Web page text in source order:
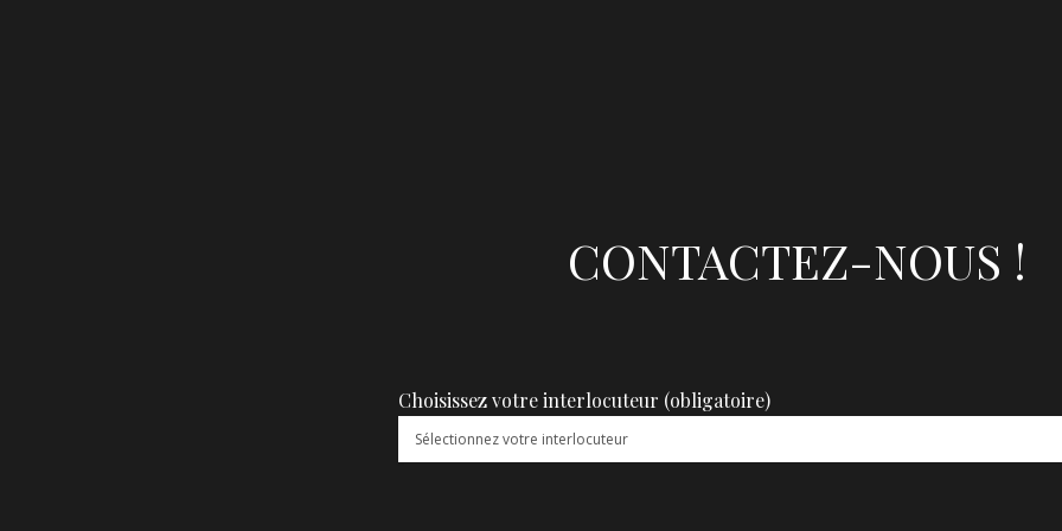
CONTACTEZ-NOUS !
Choisissez votre interlocuteur (obligatoire)